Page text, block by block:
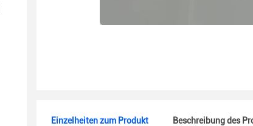
Einzelheiten zum Produkt Beschreibung des